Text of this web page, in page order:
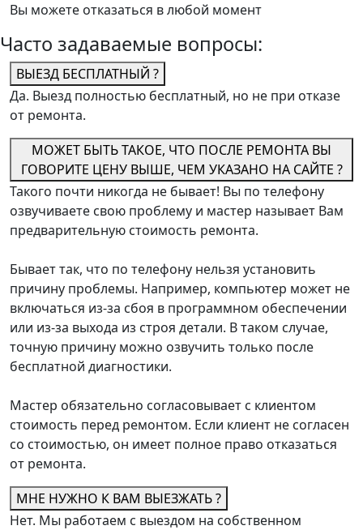
Вы можете отказаться в любой момент
Часто задаваемые вопросы:
ВЫЕЗД БЕСПЛАТНЫЙ ?
Да. Выезд полностью бесплатный, но не при отказе
от ремонта.
МОЖЕТ БЫТЬ ТАКОЕ, ЧТО ПОСЛЕ РЕМОНТА ВЫ
ГОВОРИТЕ ЦЕНУ ВЫШЕ, ЧЕМ УКАЗАНО НА САЙТЕ ?
Такого почти никогда не бывает! Вы по телефону
озвучиваете свою проблему и мастер называет Вам
предварительную стоимость ремонта.
Бывает так, что по телефону нельзя установить
причину проблемы. Например, компьютер может не
включаться из-за сбоя в программном обеспечении
или из-за выхода из строя детали. В таком случае,
точную причину можно озвучить только после
бесплатной диагностики.
Мастер обязательно согласовывает с клиентом
стоимость перед ремонтом. Если клиент не согласен
со стоимостью, он имеет полное право отказаться
от ремонта.
МНЕ НУЖНО К ВАМ ВЫЕЗЖАТЬ ?
Нет. Мы работаем с выездом на собственном